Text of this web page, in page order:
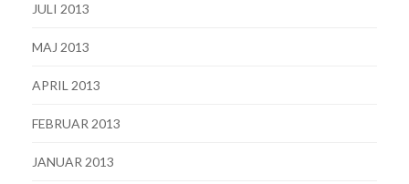
JULI 2013
MAJ 2013
APRIL 2013
FEBRUAR 2013
JANUAR 2013